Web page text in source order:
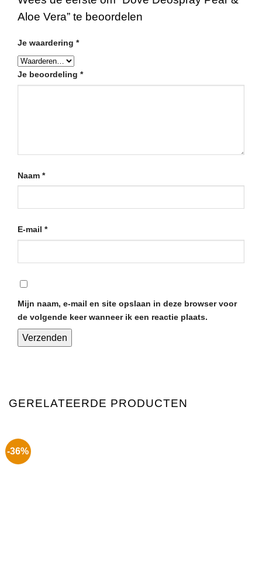
Aloe Vera” te beoordelen
Je waardering *
Je beoordeling *
Naam *
E-mail *
Mijn naam, e-mail en site opslaan in deze browser voor
de volgende keer wanneer ik een reactie plaats.
GERELATEERDE PRODUCTEN
-36%